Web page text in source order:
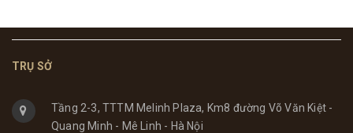
TRỤ SỞ
Tầng 2-3, TTTM Melinh Plaza, Km8 đường Võ Văn Kiệt -
Quang Minh - Mê Linh - Hà Nội